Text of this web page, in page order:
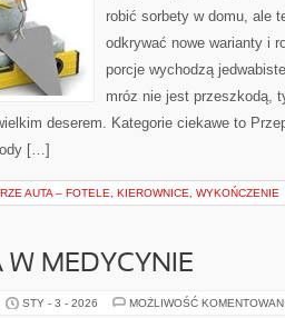
robić sorbety w domu, ale
odkrywać nowe warianty i
porcje wychodzą
mróz nie jest przeszkodą,
deserem. Kategorie ciekawe to
[…]
AUTA – FOTELE, KIEROWNICE, WYKOŃCZENIE
W MEDYCYNIE
STY - 3 - 2026 MOŻLIWOŚĆ